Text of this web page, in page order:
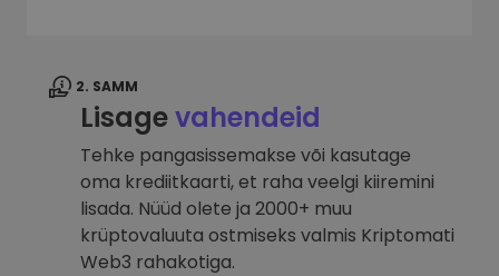
2. SAMM
Lisagevahendeid
Tehke pangasissemakse või kasutage
oma krediitkaarti, et raha veelgi kiiremini
lisada. Nüüd olete ja 2000+ muu
krüptovaluuta ostmiseks valmis Kriptomati
Web3 rahakotiga.